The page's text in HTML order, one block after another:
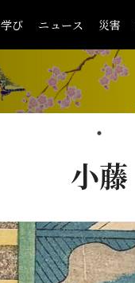
学び ニュース 災害
小藤